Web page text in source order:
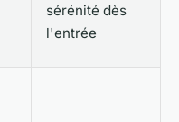
sérénité dès
l'entrée